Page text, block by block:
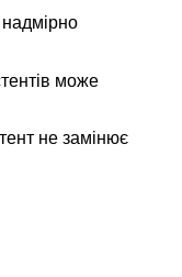
надмірно
може
не замінює